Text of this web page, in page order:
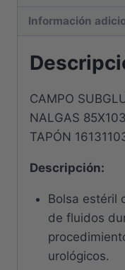
Información
CAMPO
NALGAS
TAPÓN
Descripción:
Bolsa estéril
de fluidos
urológicos.